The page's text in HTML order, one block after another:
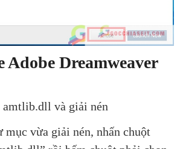
Adobe Dreamweaver
và giải nén
vừa giải nén, nhấn chuột